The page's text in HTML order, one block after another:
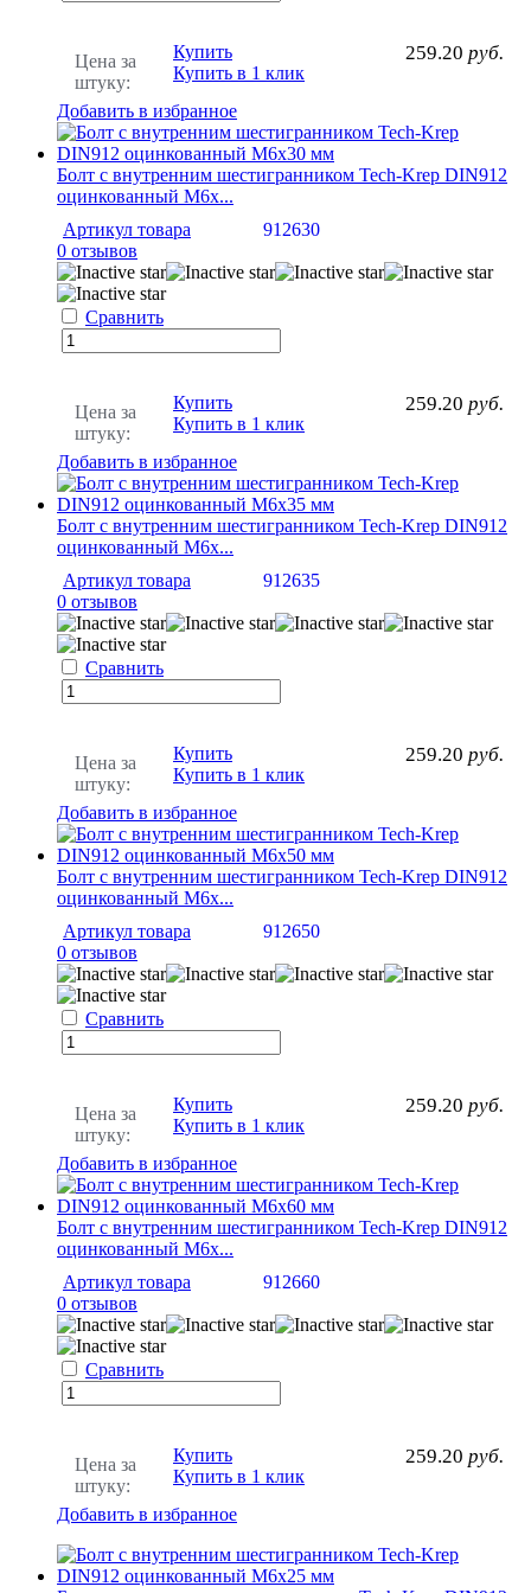
Цена за
штуку:
259.20 руб.
Купить
Купить в 1 клик
Добавить в избранное
Болт с внутренним шестигранником Tech-Krep DIN912
оцинкованный М6х...
Артикул товара
912630
0 отзывов
Сравнить
Цена за
штуку:
259.20 руб.
Купить
Купить в 1 клик
Добавить в избранное
Болт с внутренним шестигранником Tech-Krep DIN912
оцинкованный М6х...
Артикул товара
912635
0 отзывов
Сравнить
Цена за
штуку:
259.20 руб.
Купить
Купить в 1 клик
Добавить в избранное
Болт с внутренним шестигранником Tech-Krep DIN912
оцинкованный М6х...
Артикул товара
912650
0 отзывов
Сравнить
Цена за
штуку:
259.20 руб.
Купить
Купить в 1 клик
Добавить в избранное
Болт с внутренним шестигранником Tech-Krep DIN912
оцинкованный М6х...
Артикул товара
912660
0 отзывов
Сравнить
Цена за
штуку:
259.20 руб.
Купить
Купить в 1 клик
Добавить в избранное